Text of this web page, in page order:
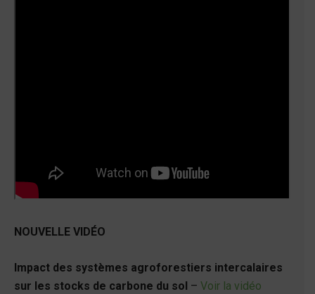
NOUVELLE VIDÉO
Impact des systèmes agroforestiers intercalaires
sur les stocks de carbone du sol – Voir la vidéo